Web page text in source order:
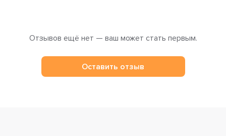
Отзывов ещё нет — ваш может стать первым.
Оставить отзыв